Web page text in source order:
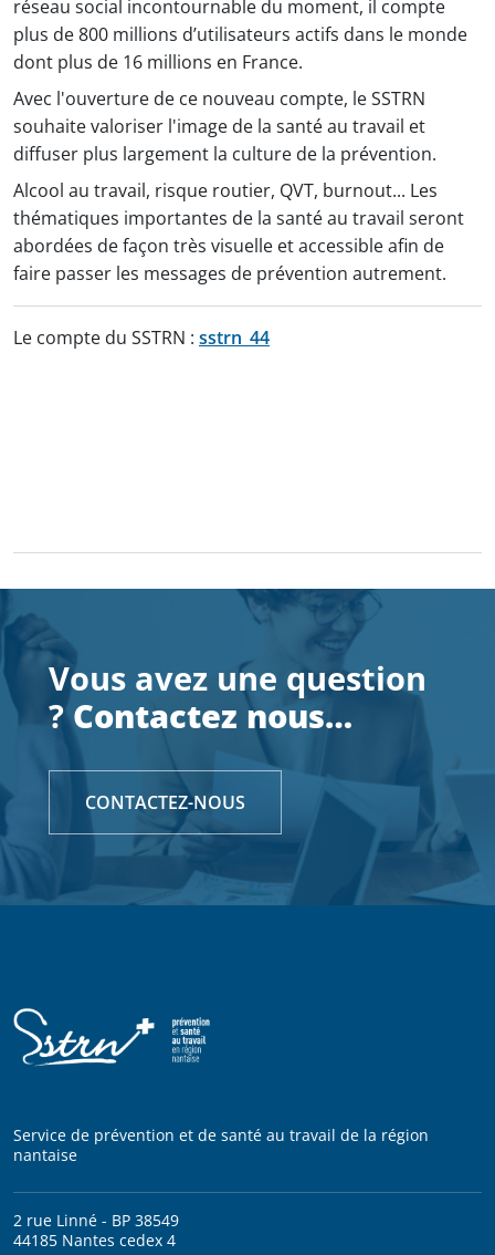
réseau social incontournable du moment, il compte
plus de 800 millions d’utilisateurs actifs dans le monde
dont plus de 16 millions en France.
Avec l'ouverture de ce nouveau compte, le SSTRN
souhaite valoriser l'image de la santé au travail et
diffuser plus largement la culture de la prévention.
Alcool au travail, risque routier, QVT, burnout... Les
thématiques importantes de la santé au travail seront
abordées de façon très visuelle et accessible afin de
faire passer les messages de prévention autrement.
Le compte du SSTRN : sstrn_44
Vous avez une question
?Contactez nous…
CONTACTEZ-NOUS
Service de prévention et de santé au travail de la région
nantaise
2 rue Linné - BP 38549
44185 Nantes cedex 4